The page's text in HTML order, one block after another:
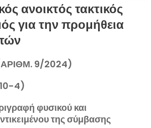
ανοικτός τακτικός
για την προμήθεια
9/2024)
4)
φυσικού και
της σύμβασης